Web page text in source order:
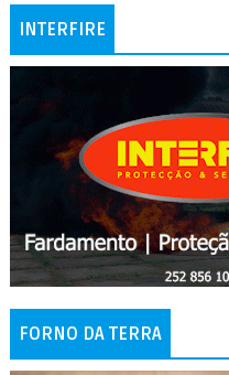
INTERFIRE
FORNO DA TERRA